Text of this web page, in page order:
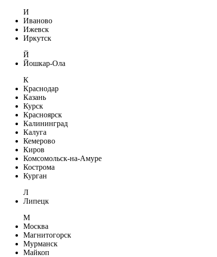
И
Иваново
Ижевск
Иркутск
Й
Йошкар-Ола
К
Краснодар
Казань
Курск
Красноярск
Калининград
Калуга
Кемерово
Киров
Комсомольск-на-Амуре
Кострома
Курган
Л
Липецк
М
Москва
Магнитогорск
Мурманск
Майкоп